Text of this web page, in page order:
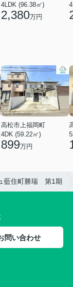
4LDK (96.38㎡)
2,380万円
)
高松市上福岡町
4DK (59.22㎡)
899万円
藍住町勝瑞 第1期
問い合わせ